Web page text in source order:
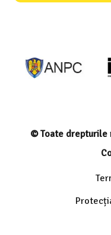
© Toate drepturile